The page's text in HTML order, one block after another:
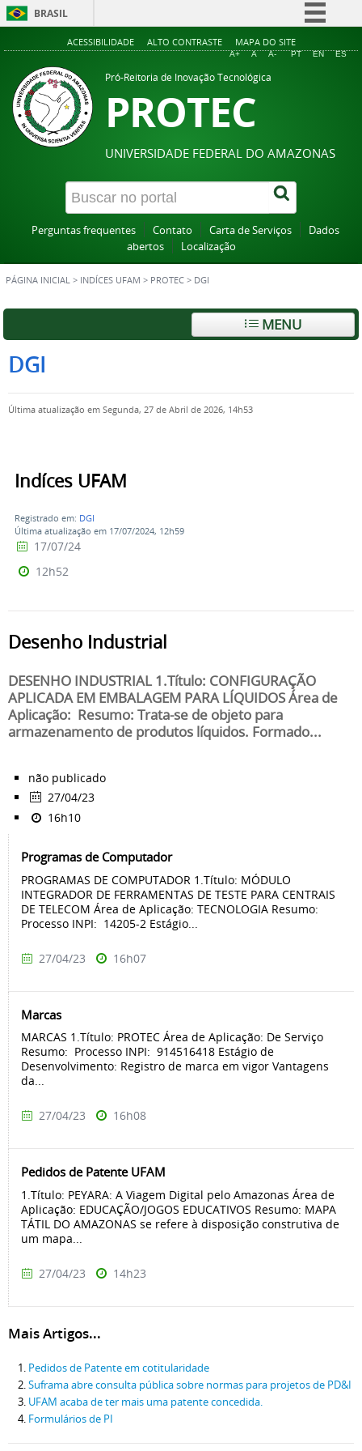
BRASIL
Simplifique!
Acesso à informação
ACESSIBILIDADE ALTO CONTRASTE MAPA DO SITE
A+ A A- PT EN ES
Pró-Reitoria de Inovação Tecnológica
PROTEC
UNIVERSIDADE FEDERAL DO AMAZONAS
Perguntas frequentes Contato Carta de Serviços
Dados
abertos
Localização
PÁGINA INICIAL > INDÍCES UFAM > PROTEC > DGI
MENU
DGI
Última atualização em Segunda, 27 de Abril de 2026, 14h53
Indíces UFAM
Registrado em: DGI
Última atualização em 17/07/2024, 12h59
17/07/24
12h52
Desenho Industrial
DESENHO INDUSTRIAL 1.Título: CONFIGURAÇÃO
APLICADA EM EMBALAGEM PARA LÍQUIDOS Área de
Aplicação: Resumo: Trata-se de objeto para
armazenamento de produtos líquidos. Formado...
não publicado
27/04/23
16h10
Programas de Computador
PROGRAMAS DE COMPUTADOR 1.Título: MÓDULO
INTEGRADOR DE FERRAMENTAS DE TESTE PARA CENTRAIS
DE TELECOM Área de Aplicação: TECNOLOGIA Resumo:
Processo INPI: 14205-2 Estágio...
27/04/23 16h07
Marcas
MARCAS 1.Título: PROTEC Área de Aplicação: De Serviço
Resumo: Processo INPI: 914516418 Estágio de
Desenvolvimento: Registro de marca em vigor Vantagens
da...
27/04/23 16h08
Pedidos de Patente UFAM
1.Título: PEYARA: A Viagem Digital pelo Amazonas Área de
Aplicação: EDUCAÇÃO/JOGOS EDUCATIVOS Resumo: MAPA
TÁTIL DO AMAZONAS se refere à disposição construtiva de
um mapa...
27/04/23 14h23
Mais Artigos...
Pedidos de Patente em cotitularidade
Suframa abre consulta pública sobre normas para projetos de PD&I
UFAM acaba de ter mais uma patente concedida.
Formulários de PI